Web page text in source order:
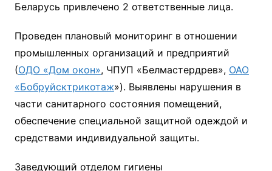
Беларусь привлечено 2 ответственные лица.
Проведен плановый мониторинг в отношении
промышленных организаций и предприятий
(ОДО «Дом окон», ЧПУП «Белмастердрев», ОАО
«Бобруйсктрикотаж»). Выявлены нарушения в
части санитарного состояния помещений,
обеспечение специальной защитной одеждой и
средствами индивидуальной защиты.
Заведующий отделом гигиены